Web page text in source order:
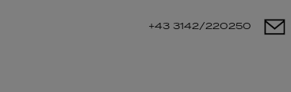
+43 3142/220250